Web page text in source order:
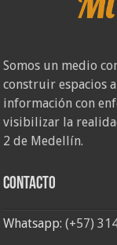
Somos un medio
construir espacios
información con
visibilizar la
2 de Medellín.
Contacto
Whatsapp:(+57)